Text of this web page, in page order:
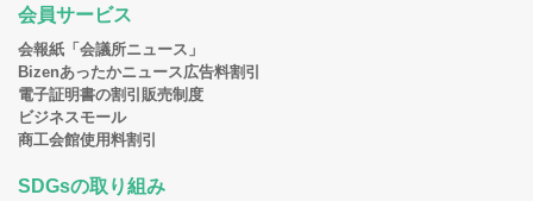
会員サービス
会報紙「会議所ニュース」
Bizenあったかニュース広告料割引
電子証明書の割引販売制度
ビジネスモール
商工会館使用料割引
SDGsの取り組み